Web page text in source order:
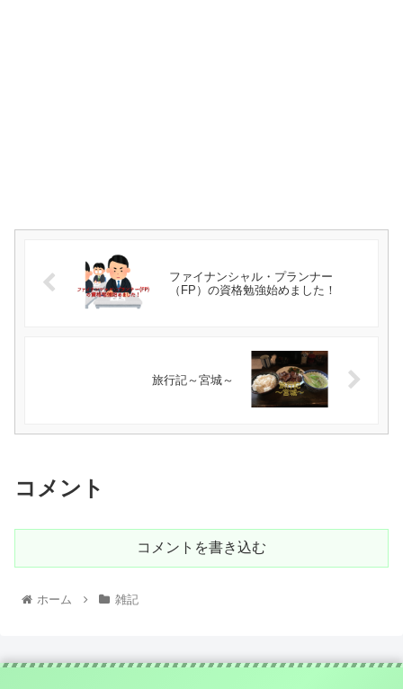
ファイナンシャル・プランナー
（FP）の資格勉強始めました！
旅行記～宮城～
コメント
コメントを書き込む
ホーム 雑記